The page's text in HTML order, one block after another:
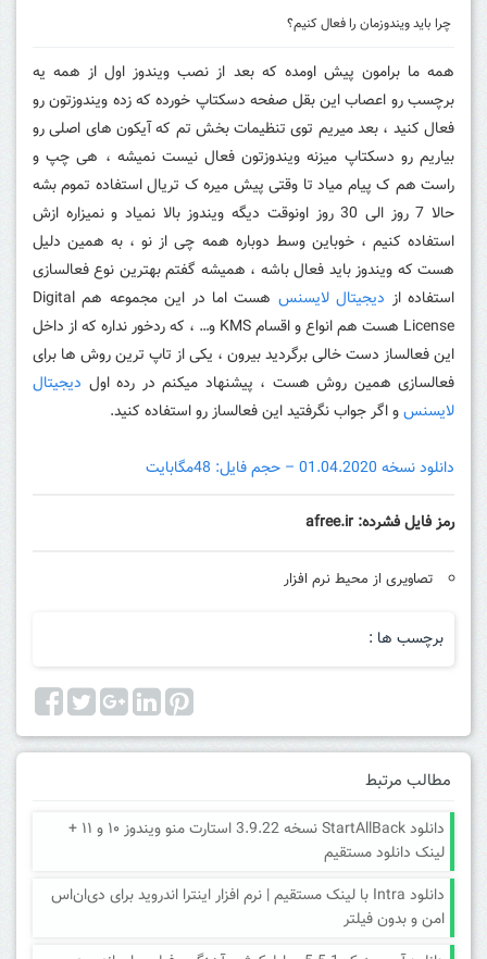
چرا باید ویندوزمان را فعال کنیم؟
همه ما برامون پیش اومده که بعد از نصب ویندوز اول از همه یه
برچسب رو اعصاب این بقل صفحه دسکتاپ خورده که زده ویندوزتون رو
فعال کنید ، بعد میریم توی تنظیمات بخش تم که آیکون های اصلی رو
بیاریم رو دسکتاپ میزنه ویندوزتون فعال نیست نمیشه ، هی چپ و
راست هم ک پیام میاد تا وقتی پیش میره ک تریال استفاده تموم بشه
حالا 7 روز الی 30 روز اونوقت دیگه ویندوز بالا نمیاد و نمیزاره ازش
استفاده کنیم ، خوباین وسط دوباره همه چی از نو ، به همین دلیل
هست که ویندوز باید فعال باشه ، همیشه گفتم بهترین نوع فعالسازی
استفاده از دیجیتال لایسنس
هست اما در این مجموعه هم Digital
License هست هم انواع و اقسام KMS و… ، که ردخور نداره که از داخل
این فعالساز دست خالی برگردید بیرون ، یکی از تاپ ترین روش ها برای
فعالسازی همین روش هست ، پیشنهاد میکنم در رده اول دیجیتال
لایسنسو اگر جواب نگرفتید این فعالساز رو استفاده کنید.
دانلود نسخه 01.04.2020 – حجم فایل: 48مگابایت
رمز فایل فشرده: afree.ir
تصاویری از محیط نرم افزار
برچسب ها :
مطالب مرتبط
دانلود StartAllBack نسخه 3.9.22 استارت منو ویندوز ۱۰ و ۱۱ +
لینک دانلود مستقیم
دانلود Intra با لینک مستقیم | نرم افزار اینترا اندروید برای دی‌ان‌اس
امن و بدون فیلتر